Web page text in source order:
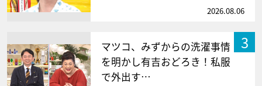
2026.08.06
3
マツコ、みずからの洗濯事情
を明かし有吉おどろき！私服
で外出す…